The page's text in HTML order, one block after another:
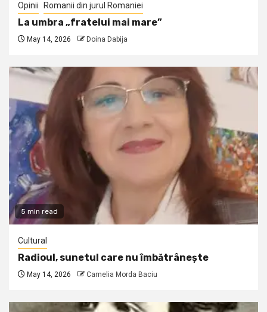
Opinii Romanii din jurul Romaniei
La umbra „fratelui mai mare”
May 14, 2026 Doina Dabija
5 min read
Cultural
Radioul, sunetul care nu îmbătrânește
May 14, 2026 Camelia Morda Baciu